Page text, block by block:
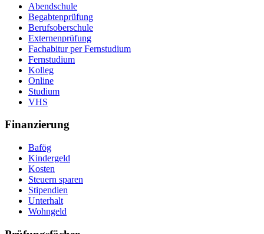
Abendschule
Begabtenprüfung
Berufsoberschule
Externenprüfung
Fachabitur per Fernstudium
Fernstudium
Kolleg
Online
Studium
VHS
Finanzierung
Bafög
Kindergeld
Kosten
Steuern sparen
Stipendien
Unterhalt
Wohngeld